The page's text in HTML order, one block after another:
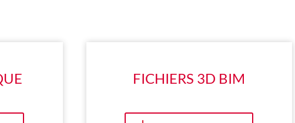
FICHIERS 3D BIM